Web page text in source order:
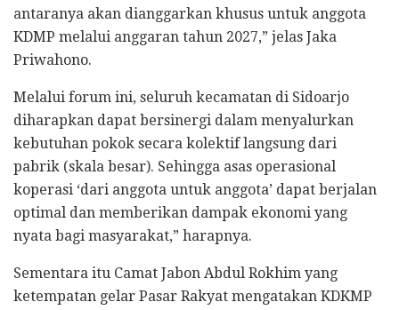
antaranya akan dianggarkan khusus untuk anggota
KDMP melalui anggaran tahun 2027,” jelas Jaka
Priwahono.
Melalui forum ini, seluruh kecamatan di Sidoarjo
diharapkan dapat bersinergi dalam menyalurkan
kebutuhan pokok secara kolektif langsung dari
pabrik (skala besar). Sehingga asas operasional
koperasi ‘dari anggota untuk anggota’ dapat berjalan
optimal dan memberikan dampak ekonomi yang
nyata bagi masyarakat,” harapnya.
Sementara itu Camat Jabon Abdul Rokhim yang
ketempatan gelar Pasar Rakyat mengatakan KDKMP